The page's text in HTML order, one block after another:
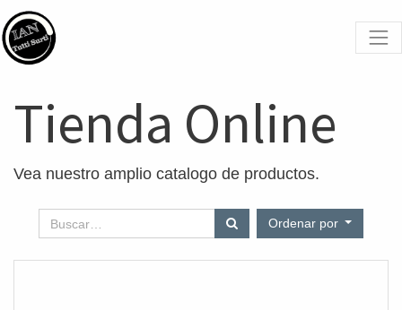
Tienda Online
Vea nuestro amplio catalogo de productos.
Ordenar por